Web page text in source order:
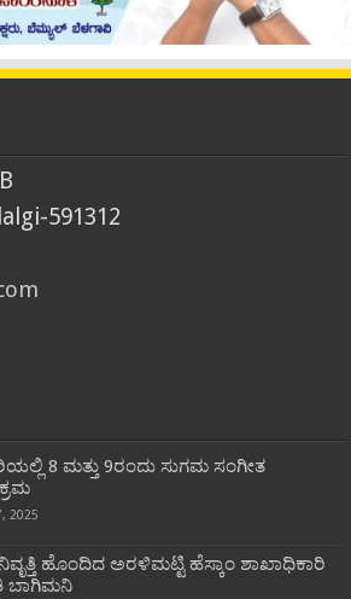
591312
8 ಮತ್ತು 9ರಂದು ಸುಗಮ ಸಂಗೀತ
2025
ಹೊಂದಿದ ಅರಳಿಮಟ್ಟಿ ಹೆಸ್ಕಾಂ ಶಾಖಾಧಿಕಾರಿ
ಬಾಗಿಮನಿ